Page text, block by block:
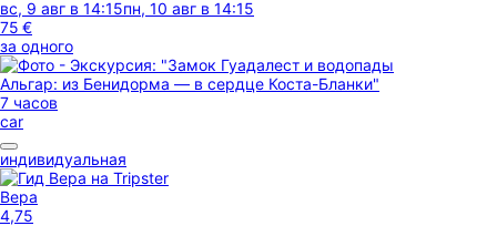
вс, 9 авг в 14:15пн, 10 авг в 14:15
75 €
за одного
7 часов
car
индивидуальная
Вера
4,75